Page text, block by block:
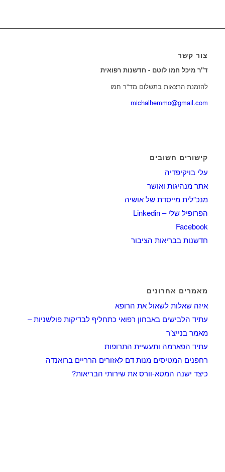
צור קשר
ד"ר מיכל חמו לוטם - חדשנות רפואית
להזמנת הרצאות בתשלום מד"ר חמו
michalhemmo@gmail.com
קישורים חשובים
עלי בויקיפדיה
אתר מנהיגות ואושר
מנכ”לית מייסדת של אושיה
הפרופיל שלי – Linkedin
Facebook
חדשנות בבריאות הציבור
מאמרים אחרונים
איזה שאלות לשאול את הרופא
עתיד הלבישים באבחון רפואי כתחליף לבדיקות פולשניות –
מאמר בנייצ’ר
עתיד הפארמה ותעשיית התרופות
רחפנים המטיסים מנות דם לאזורים הרריים ברואנדה
כיצד ישנה המטא-וורס את שירותי הבריאות?